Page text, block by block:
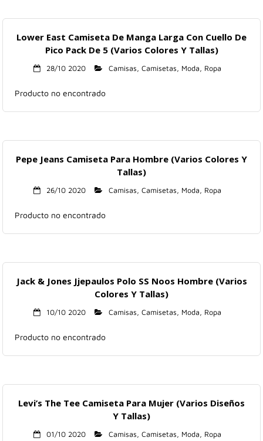
Lower East Camiseta De Manga Larga Con Cuello De
Pico Pack De 5 (Varios Colores Y Tallas)
28/10 2020 Camisas, Camisetas, Moda, Ropa
Producto no encontrado
Pepe Jeans Camiseta Para Hombre (Varios Colores Y
Tallas)
26/10 2020 Camisas, Camisetas, Moda, Ropa
Producto no encontrado
Jack & Jones Jjepaulos Polo SS Noos Hombre (Varios
Colores Y Tallas)
10/10 2020 Camisas, Camisetas, Moda, Ropa
Producto no encontrado
Levi’s The Tee Camiseta Para Mujer (Varios Diseños
Y Tallas)
01/10 2020 Camisas, Camisetas, Moda, Ropa